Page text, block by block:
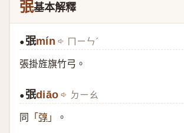
㢯基本解釋
● 㢯mín ㄇㄧㄣˊ
張掛旌旗竹弓。
● 㢯diāo ㄉㄧㄠ
同 「 弴 」 。